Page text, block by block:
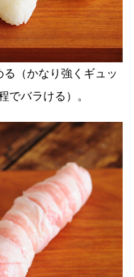
（かなり強くギュッ
でバラける）。